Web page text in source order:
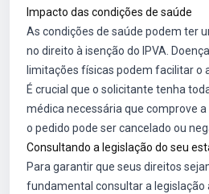
Impacto das condições de saúde
As condições de saúde podem ter
no direito à isenção do IPVA.
limitações físicas podem facilitar o
É crucial que o solicitante tenha
médica necessária que comprove
o pedido pode ser cancelado ou
Consultando a legislação do seu
Para garantir que seus direitos
fundamental consultar a legislação